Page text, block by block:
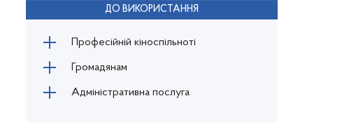
ДО ВИКОРИСТАННЯ
Професійній кіноспільноті
Громадянам
Адміністративна послуга